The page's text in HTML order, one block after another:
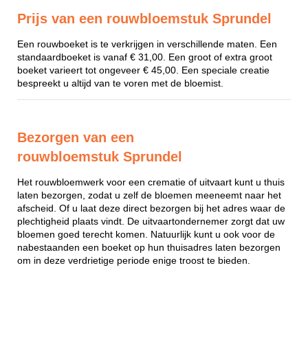
Prijs van een rouwbloemstuk Sprundel
Een rouwboeket is te verkrijgen in verschillende maten. Een
standaardboeket is vanaf € 31,00. Een groot of extra groot
boeket varieert tot ongeveer € 45,00. Een speciale creatie
bespreekt u altijd van te voren met de bloemist.
Bezorgen van een
rouwbloemstuk Sprundel
Het rouwbloemwerk voor een crematie of uitvaart kunt u thuis
laten bezorgen, zodat u zelf de bloemen meeneemt naar het
afscheid. Of u laat deze direct bezorgen bij het adres waar de
plechtigheid plaats vindt. De uitvaartondernemer zorgt dat uw
bloemen goed terecht komen. Natuurlijk kunt u ook voor de
nabestaanden een boeket op hun thuisadres laten bezorgen
om in deze verdrietige periode enige troost te bieden.